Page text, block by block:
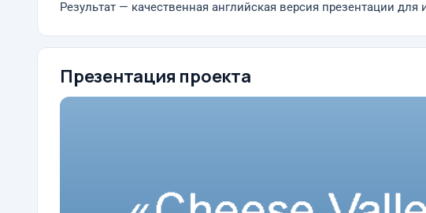
Результат — качественная английская версия презентации
Презентация проекта